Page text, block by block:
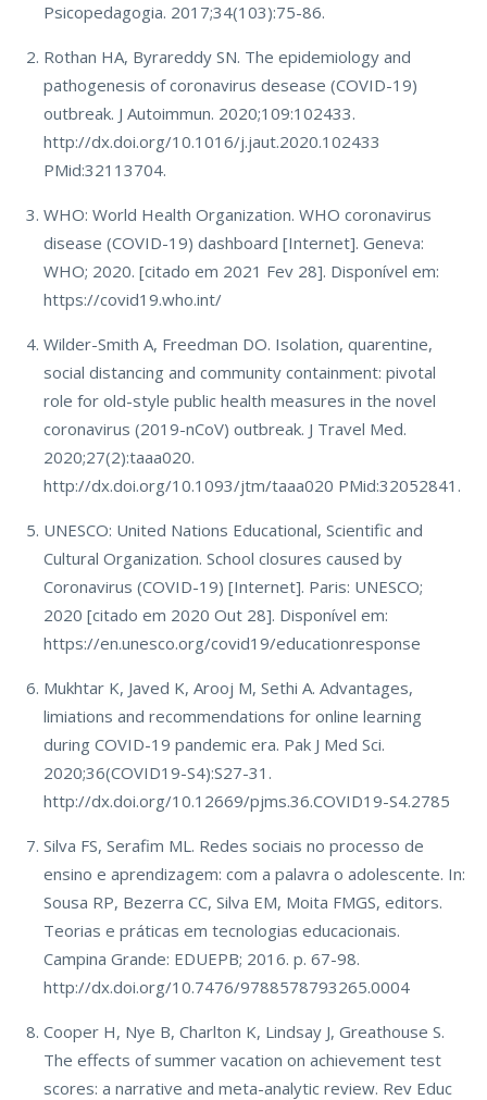
Psicopedagogia. 2017;34(103):75-86.
Rothan HA, Byrareddy SN. The epidemiology and
pathogenesis of coronavirus desease (COVID-19)
outbreak. J Autoimmun. 2020;109:102433.
http://dx.doi.org/10.1016/j.jaut.2020.102433
PMid:32113704.
WHO: World Health Organization. WHO coronavirus
disease (COVID-19) dashboard [Internet]. Geneva:
WHO; 2020. [citado em 2021 Fev 28]. Disponível em:
https://covid19.who.int/
Wilder-Smith A, Freedman DO. Isolation, quarentine,
social distancing and community containment: pivotal
role for old-style public health measures in the novel
coronavirus (2019-nCoV) outbreak. J Travel Med.
2020;27(2):taaa020.
http://dx.doi.org/10.1093/jtm/taaa020 PMid:32052841.
UNESCO: United Nations Educational, Scientific and
Cultural Organization. School closures caused by
Coronavirus (COVID-19) [Internet]. Paris: UNESCO;
2020 [citado em 2020 Out 28]. Disponível em:
https://en.unesco.org/covid19/educationresponse
Mukhtar K, Javed K, Arooj M, Sethi A. Advantages,
limiations and recommendations for online learning
during COVID-19 pandemic era. Pak J Med Sci.
2020;36(COVID19-S4):S27-31.
http://dx.doi.org/10.12669/pjms.36.COVID19-S4.2785
Silva FS, Serafim ML. Redes sociais no processo de
ensino e aprendizagem: com a palavra o adolescente. In:
Sousa RP, Bezerra CC, Silva EM, Moita FMGS, editors.
Teorias e práticas em tecnologias educacionais.
Campina Grande: EDUEPB; 2016. p. 67-98.
http://dx.doi.org/10.7476/9788578793265.0004
Cooper H, Nye B, Charlton K, Lindsay J, Greathouse S.
The effects of summer vacation on achievement test
scores: a narrative and meta-analytic review. Rev Educ